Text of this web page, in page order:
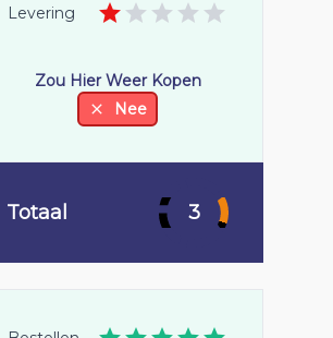
Levering
Zou Hier Weer Kopen
Nee
Totaal 3